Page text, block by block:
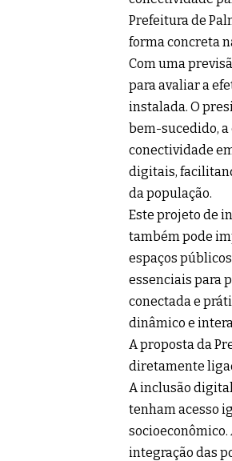
Prefeitura de
forma concreta
Com uma
para avaliar a
instalada. O
bem-sucedido,
conectividade
digitais,
da população.
Este projeto de
também pode
espaços
essenciais para
conectada e
dinâmico e
A proposta da
diretamente
A inclusão
tenham acesso
integração das